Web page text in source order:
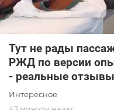
Тут не рады
РЖД по версии
- реальные отзывы
Интересное